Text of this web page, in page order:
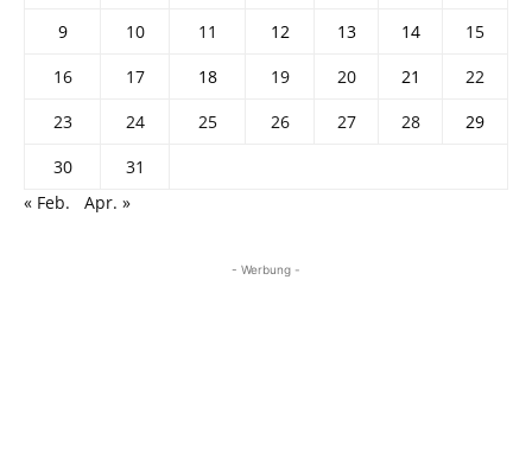
9
10 11 12 13 14
15
16
17 18 19 20 21
22
23
24 25 26 27 28
29
30
31
« Feb.
Apr. »
- Werbung -